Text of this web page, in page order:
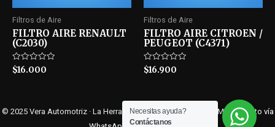
Filtros de Aire
FILTRO AIRE RENAULT
(C2030)
Rated
0
$16.000
Filtros de Aire
FILTRO AIRE CITROEN /
PEUGEOT (C4371)
Rated
0
$16.900
© 2025 Vera Automotriz · La Herradura 5355, Isla de Maipo, RM · Contacto vía
Necesitas ayuda?
Contáctanos